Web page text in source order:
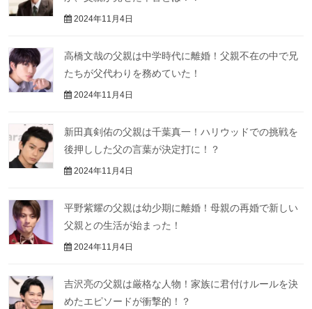
2024年11月4日
高橋文哉の父親は中学時代に離婚！父親不在の中で兄
たちが父代わりを務めていた！
2024年11月4日
新田真剣佑の父親は千葉真一！ハリウッドでの挑戦を
後押しした父の言葉が決定打に！？
2024年11月4日
平野紫耀の父親は幼少期に離婚！母親の再婚で新しい
父親との生活が始まった！
2024年11月4日
吉沢亮の父親は厳格な人物！家族に君付けルールを決
めたエピソードが衝撃的！？